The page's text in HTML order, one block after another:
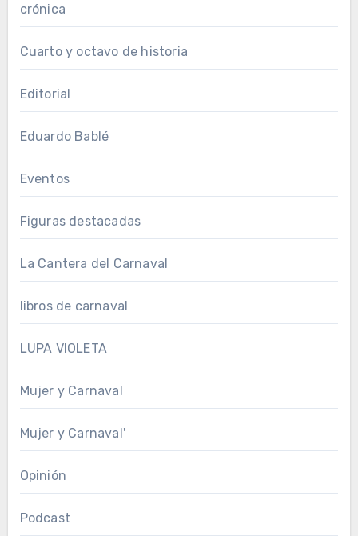
crónica
Cuarto y octavo de historia
Editorial
Eduardo Bablé
Eventos
Figuras destacadas
La Cantera del Carnaval
libros de carnaval
LUPA VIOLETA
Mujer y Carnaval
Mujer y Carnaval'
Opinión
Podcast